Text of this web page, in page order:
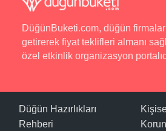
DüğünBuketi.com, düğün
getirerek fiyat teklifleri almanı
özel etkinlik organizasyon
Düğün Hazırlıkları
Rehberi